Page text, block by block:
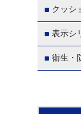
クッシ
表示シ
衛生・